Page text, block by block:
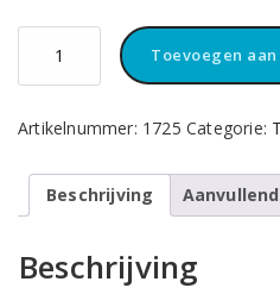
Tutpoppetje
met
oor
Toevoegen
Artikelnummer: 1725 Categorie:
Beschrijving
Beschrijving